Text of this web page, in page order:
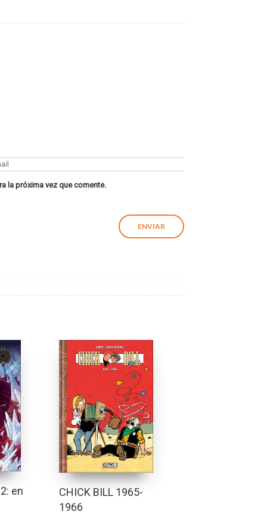
la próxima vez que comente.
en
CHICK BILL 1965-
1966